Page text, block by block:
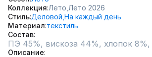
Коллекция Лето, Лето 2026
Стиль Деловой, На каждый день
Материал текстиль
Состав
ПЭ 45%, вискоза 44%, хлопок 8%,
Описание